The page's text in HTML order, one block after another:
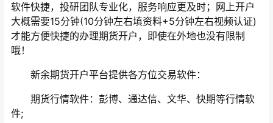
软件快捷，投研团队专业化，服务响应更及时；网上开户
大概需要15分钟(10分钟左右填资料+5分钟左右视频认证)
才能方便快捷的办理期货开户，即使在外地也没有限制
哦！
新余期货开户平台提供各方位交易软件：
期货行情软件：彭博、通达信、文华、快期等行情软
件;